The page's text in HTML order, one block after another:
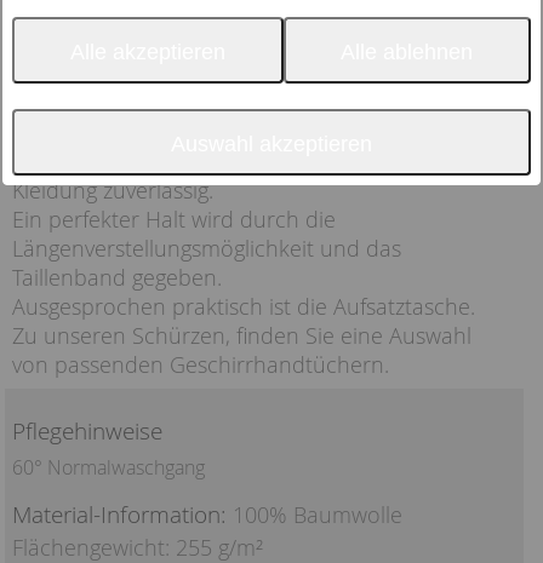
Kleidung zuverlässig.
Ein perfekter Halt wird durch die
Längenverstellungsmöglichkeit und das
Taillenband gegeben.
Ausgesprochen praktisch ist die Aufsatztasche.
Zu unseren Schürzen, finden Sie eine Auswahl
von passenden Geschirrhandtüchern.
Pflegehinweise
60° Normalwaschgang
Material-Information: 100% Baumwolle
Flächengewicht: 255 g/m²